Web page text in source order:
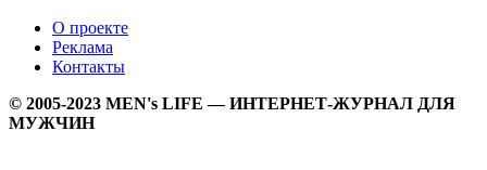
О проекте
Реклама
Контакты
© 2005-2023 MEN's LIFE — ИНТЕРНЕТ-ЖУРНАЛ ДЛЯ
МУЖЧИН